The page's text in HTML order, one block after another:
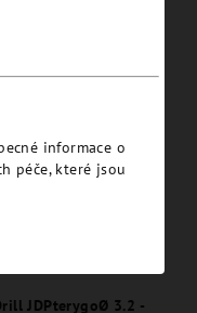
JDPterygoØ 3.2 -
informace o
péče, které jsou